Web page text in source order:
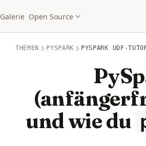
Galerie Open Source
THEMEN PYSPARK PYSPARK UDF-
und wie du